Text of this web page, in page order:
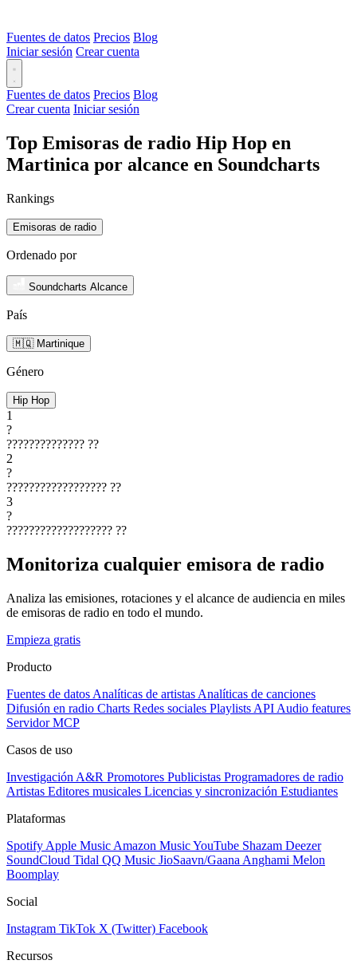
Fuentes de datos Precios Blog
Iniciar sesión Crear cuenta
Fuentes de datos Precios Blog
Crear cuenta Iniciar sesión
Top Emisoras de radio Hip Hop en
Martinica por alcance en Soundcharts
Rankings
Emisoras de radio
Ordenado por
Soundcharts Alcance
País
🇲🇶 Martinique
Género
Hip Hop
1
?
?????????????? ??
2
?
?????????????????? ??
3
?
??????????????????? ??
Monitoriza cualquier emisora de radio
Analiza las emisiones, rotaciones y el alcance de audiencia en miles
de emisoras de radio en todo el mundo.
Empieza gratis
Producto
Fuentes de datos Analíticas de artistas Analíticas de canciones
Difusión en radio Charts Redes sociales Playlists API Audio features
Servidor MCP
Casos de uso
Investigación A&R Promotores Publicistas Programadores de radio
Artistas Editores musicales Licencias y sincronización Estudiantes
Plataformas
Spotify Apple Music Amazon MusicYouTube Shazam Deezer
SoundCloud Tidal QQ Music JioSaavn/Gaana Anghami Melon
Boomplay
Social
Instagram TikTok X (Twitter) Facebook
Recursos